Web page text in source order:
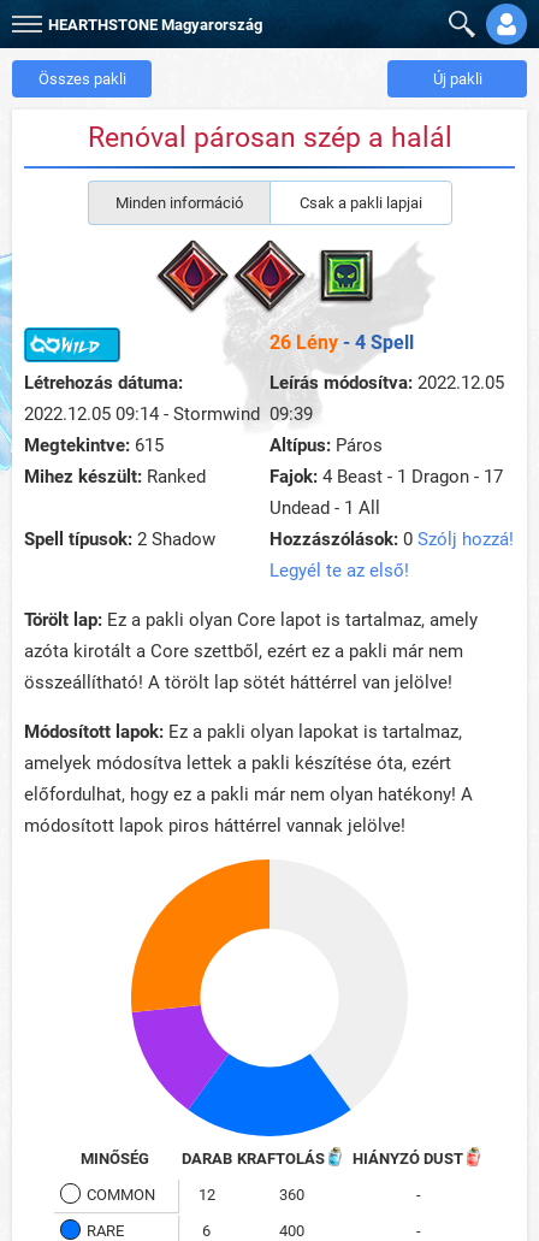
HEARTHSTONE Magyarország
Összes pakli Új pakli
Renóval párosan szép a halál
Minden információ Csak a pakli lapjai
26 Lény - 4 Spell
Létrehozás dátuma:
2022.12.05 09:14 - Stormwind
Leírás módosítva: 2022.12.05
09:39
Megtekintve: 615 Altípus: Páros
Mihez készült: Ranked Fajok: 4 Beast - 1 Dragon - 17
Undead - 1 All
Spell típusok: 2 Shadow Hozzászólások: 0 Szólj hozzá!
Legyél te az első!
Törölt lap: Ez a pakli olyan Core lapot is tartalmaz, amely
azóta kirotált a Core szettből, ezért ez a pakli már nem
összeállítható! A törölt lap sötét háttérrel van jelölve!
Módosított lapok: Ez a pakli olyan lapokat is tartalmaz,
amelyek módosítva lettek a pakli készítése óta, ezért
előfordulhat, hogy ez a pakli már nem olyan hatékony! A
módosított lapok piros háttérrel vannak jelölve!
MINŐSÉG DARAB KRAFTOLÁS
HIÁNYZÓ DUST
COMMON
12 360
-
RARE
6 400
-